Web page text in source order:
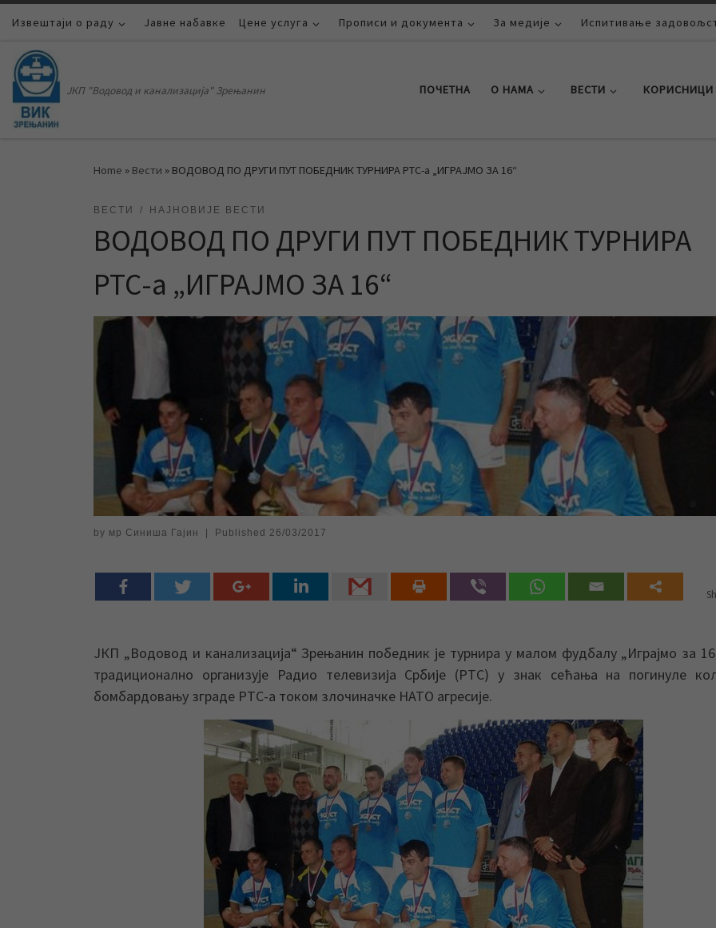
Skip to content
Извештаји о раду Јавне набавке Цене услуга Прописи и документа За медије Испитивање
ЈКП "Водовод и канализација" Зрењанин ПОЧЕТНА О НАМА ВЕСТИ КОРИСНИЦИ
Home » Вести » ВОДОВОД ПО ДРУГИ ПУТ ПОБЕДНИК ТУРНИРА РТС-а „ИГРАЈМО ЗА 16“
ВЕСТИ НАЈНОВИЈЕ ВЕСТИ
ВОДОВОД ПО ДРУГИ ПУТ ПОБЕДНИК ТУРНИРА
РТС-а „ИГРАЈМО ЗА 16“
by мр Синиша Гајин Published 26/03/2017
ЈКП „Водовод и канализација“ Зрењанин победник је турнира у малом фудбалу „Играјмо за
традиционално организује Радио телевизија Србије (РТС) у знак сећања на погинуле
бомбардовању зграде РТС-а током злочиначке НАТО агресије.